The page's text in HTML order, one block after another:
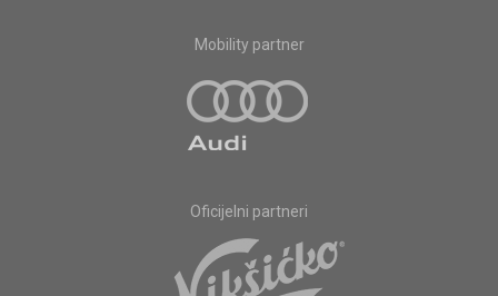
Mobility partner
Oficijelni partneri